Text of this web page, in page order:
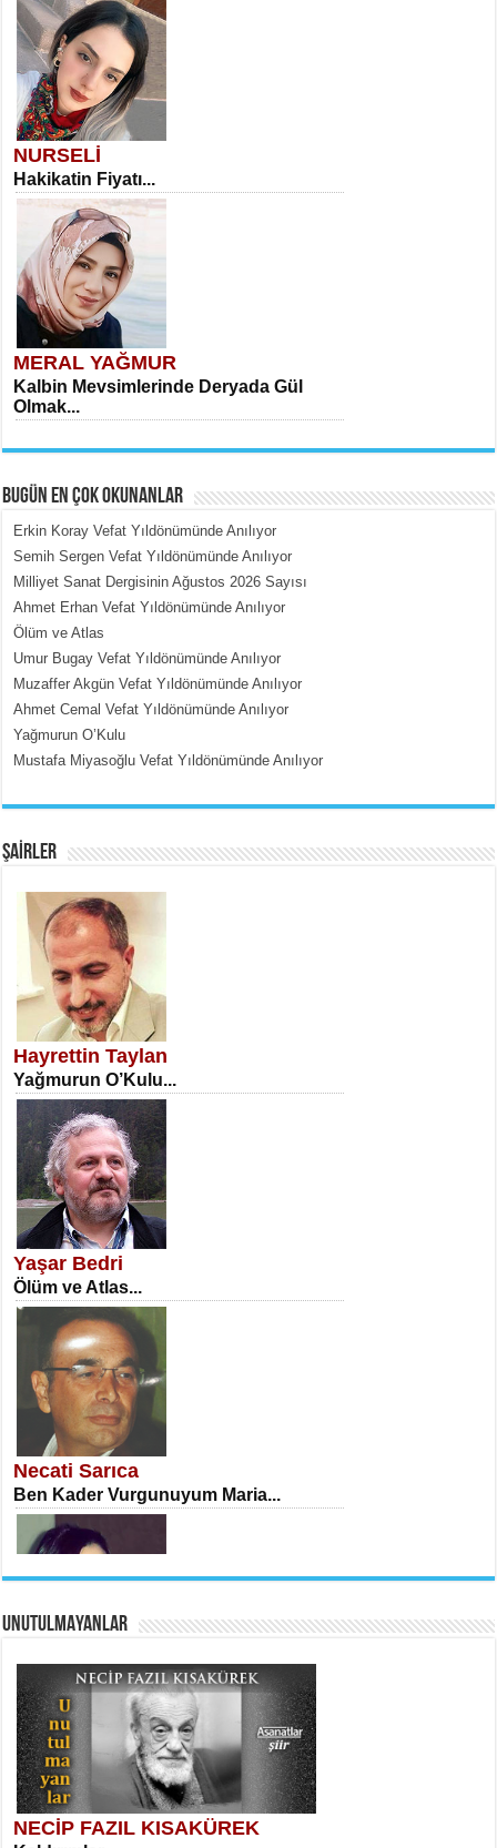
NURSELİ
Hakikatin Fiyatı...
MERAL YAĞMUR
Kalbin Mevsimlerinde Deryada Gül
Olmak...
MEHMET ÇOBAN
İçerdeki Put Dışardaki Maskeler...
SATILMIŞ ÜMİT ÇETİNKAYA
Erkenlik...
NECLA DİLEK ARSLAN
Öğretmenler Günü Mahkemesi...
İSA KARATEPE
Ekranlar Arasında Kaybolan İnsan...
AHMET URFALI
Tahlil Denemesi...
BUGÜN EN ÇOK OKUNANLAR
Erkin Koray Vefat Yıldönümünde Anılıyor
Semih Sergen Vefat Yıldönümünde Anılıyor
Milliyet Sanat Dergisinin Ağustos 2026 Sayısı
Ahmet Erhan Vefat Yıldönümünde Anılıyor
Ölüm ve Atlas
Umur Bugay Vefat Yıldönümünde Anılıyor
Muzaffer Akgün Vefat Yıldönümünde Anılıyor
Ahmet Cemal Vefat Yıldönümünde Anılıyor
Yağmurun O’Kulu
Mustafa Miyasoğlu Vefat Yıldönümünde Anılıyor
ŞAİRLER
Hayrettin Taylan
Yağmurun O’Kulu...
Yaşar Bedri
Ölüm ve Atlas...
Necati Sarıca
Ben Kader Vurgunuyum Maria...
Sibel Orhan
İki Kırık Boşluk...
UNUTULMAYANLAR
NECİP FAZIL KISAKÜREK